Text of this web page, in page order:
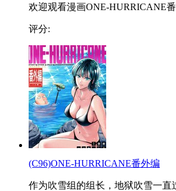
欢迎观看漫画ONE-HURRICANE
评分:
(C96)ONE-HURRICANE番外编
作为吹雪组的组长，地狱吹雪一直